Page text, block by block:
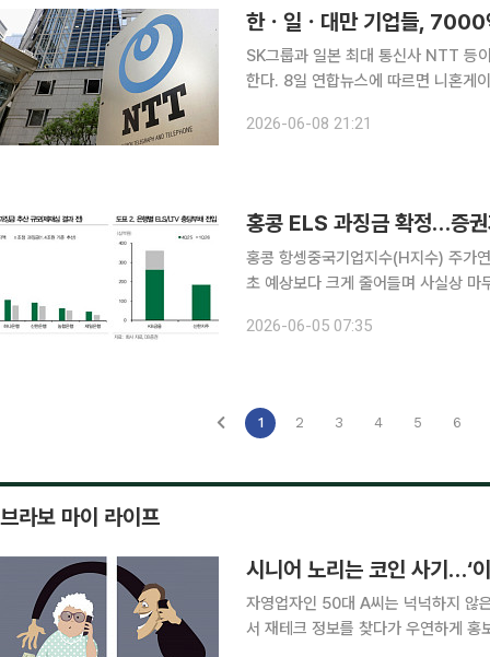
한ㆍ일ㆍ대만 기업들, 7000
SK그룹과 일본 최대 통신사 NTT 등
한다. 8일 연합뉴스에 따르면 니혼게이자이신문(닛케이)과 요미우리신문은 NTT가 차세대 광통신
자은행과 공동으로 펀드를 설립해 출
2026-06-08 21:21
홍콩 항셍중국기업지수(H지수) 주가
초 예상보다 크게 줄어들며 사실상
심의위원회를 열고 KB국민·신한·하
2026-06-05 07:35
1 2 3 4 5 6
브라보 마이 라이프
시니어 노리는 코인 사기…‘
자영업자인 50대 A씨는 넉넉하지 않
서 재테크 정보를 찾다가 우연하게 홍